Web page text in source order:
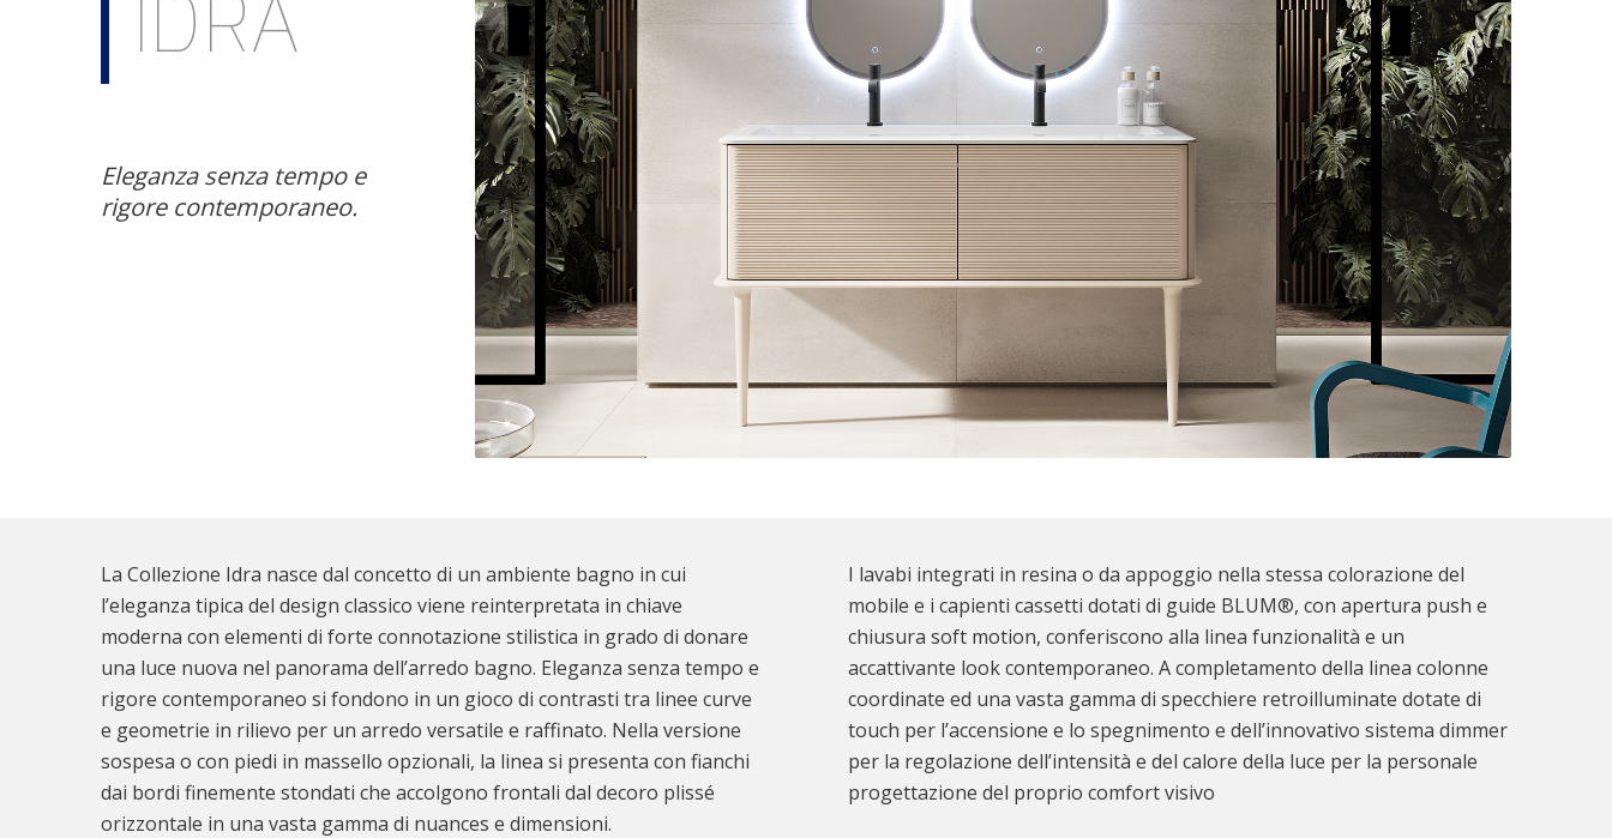
IDRA
Eleganza senza tempo e
rigore contemporaneo.
La Collezione Idra nasce dal concetto di un ambiente bagno in cui
l’eleganza tipica del design classico viene reinterpretata in chiave
moderna con elementi di forte connotazione stilistica in grado di donare
una luce nuova nel panorama dell’arredo bagno. Eleganza senza tempo e
rigore contemporaneo si fondono in un gioco di contrasti tra linee curve
e geometrie in rilievo per un arredo versatile e raffinato. Nella versione
sospesa o con piedi in massello opzionali, la linea si presenta con fianchi
dai bordi finemente stondati che accolgono frontali dal decoro plissé
orizzontale in una vasta gamma di nuances e dimensioni.
I lavabi integrati in resina o da appoggio nella stessa colorazione del
mobile e i capienti cassetti dotati di guide BLUM®, con apertura push e
chiusura soft motion, conferiscono alla linea funzionalità e un
accattivante look contemporaneo. A completamento della linea colonne
coordinate ed una vasta gamma di specchiere retroilluminate dotate di
touch per l’accensione e lo spegnimento e dell’innovativo sistema dimmer
per la regolazione dell’intensità e del calore della luce per la personale
progettazione del proprio comfort visivo